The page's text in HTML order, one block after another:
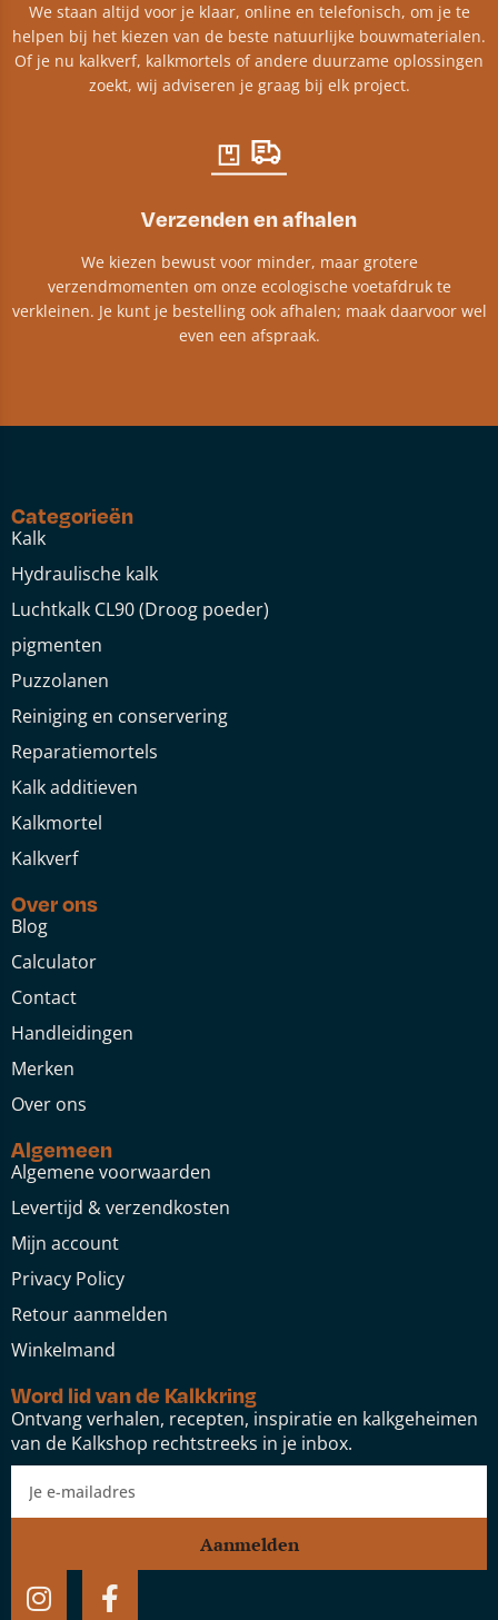
We staan altijd voor je klaar, online en telefonisch, om je te
helpen bij het kiezen van de beste natuurlijke bouwmaterialen.
Of je nu kalkverf, kalkmortels of andere duurzame oplossingen
zoekt, wij adviseren je graag bij elk project.​
Verzenden en afhalen
We kiezen bewust voor minder, maar grotere
verzendmomenten om onze ecologische voetafdruk te
verkleinen. Je kunt je bestelling ook afhalen; maak daarvoor wel
even een afspraak.
Categorieën
Kalk
Hydraulische kalk
Luchtkalk CL90 (Droog poeder)
pigmenten
Puzzolanen
Reiniging en conservering
Reparatiemortels
Kalk additieven
Kalkmortel
Kalkverf
Over ons
Blog
Calculator
Contact
Handleidingen
Merken
Over ons
Algemeen
Algemene voorwaarden
Levertijd & verzendkosten
Mijn account
Privacy Policy
Retour aanmelden
Winkelmand
Word lid van de Kalkkring
Ontvang verhalen, recepten, inspiratie en kalkgeheimen
van de Kalkshop rechtstreeks in je inbox.
Aanmelden